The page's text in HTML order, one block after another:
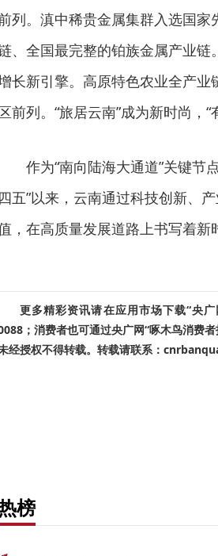
列。滇中稀贵金属集群入选国
、全国最完整的铂族金属产业链
长新引擎。高原特色农业全产
前列。“旅居云南”成为新时尚，“
作为“南向陆海大通道”关键节
四五”以来，云南通过科技创新、
，在高质量发展道路上书写着新
更多精彩资讯请在应用市场下载“央
；消费者也可通过央广网“啄木鸟消费
经授权不得转载。转载请联系：
榜